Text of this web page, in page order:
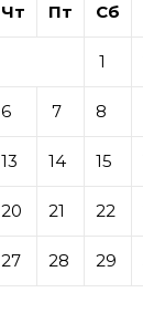
Чт Пт Сб
1
6 7 8
13 14 15
20 21 22
27 28 29